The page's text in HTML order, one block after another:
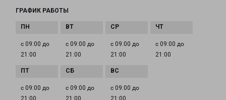
ГРАФИК РАБОТЫ
с 09:00 до
21:00
с 09:00 до
21:00
с 09:00 до
21:00
с 09:00 до
21:00
с 09:00 до
с 09:00 до
с 09:00 до